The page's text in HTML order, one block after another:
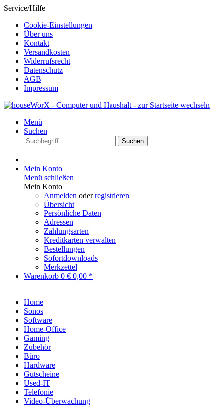
Service/Hilfe
Cookie-Einstellungen
Über uns
Kontakt
Versandkosten
Widerrufsrecht
Datenschutz
AGB
Impressum
Menü
Suchen
Suchen
Mein Konto
Menü schließen
Mein Konto
Anmelden oderregistrieren
Übersicht
Persönliche Daten
Adressen
Zahlungsarten
Kreditkarten verwalten
Bestellungen
Sofortdownloads
Merkzettel
Warenkorb 0 € 0,00 *
Home
Sonos
Software
Home-Office
Gaming
Zubehör
Büro
Hardware
Gutscheine
Used-IT
Telefonie
Video-Überwachung